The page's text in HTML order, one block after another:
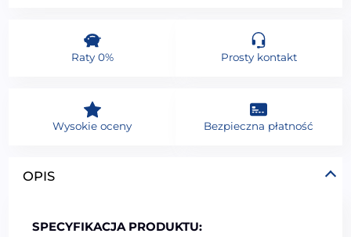
OPIS
SPECYFIKACJA PRODUKTU:
Raty 0% Prosty kontakt
Wysokie oceny Bezpieczna płatność